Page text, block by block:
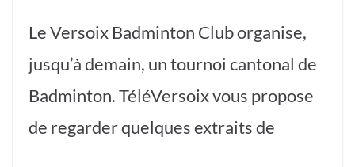
Le Versoix Badminton Club organise,
jusqu’à demain, un tournoi cantonal de
Badminton. TéléVersoix vous propose
de regarder quelques extraits de